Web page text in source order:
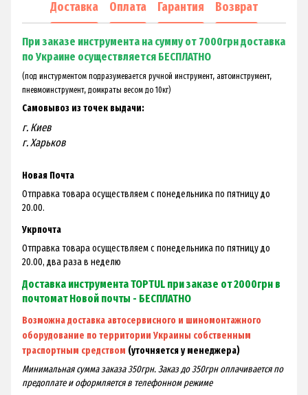
Доставка Оплата Гарантия Возврат
При заказе инструмента на сумму от 7000грн доставка
по Украине осуществляется БЕСПЛАТНО
(под инстурментом подразумевается ручной инструмент, автоинструмент,
пневмоинструмент, домкраты весом до 10кг)
Самовывоз из точек выдачи:
г. Киев
г. Харьков
Новая Почта
Отправка товара осуществляем с понедельника по пятницу до
20.00.
Укрпочта
Отправка товара осуществляем с понедельника по пятницу до
20.00, два раза в неделю
Доставка инструмента TOPTUL при заказе от 2000грн в
почтомат Новой почты - БЕСПЛАТНО
Возможна доставка автосервисного и шиномонтажного
оборудование по территории Украины собственным
траспортным средством (уточняется у менеджера)
Минимальная сумма заказа 350грн. Заказ до 350грн оплачивается по
предоплате и оформляется в телефонном режиме